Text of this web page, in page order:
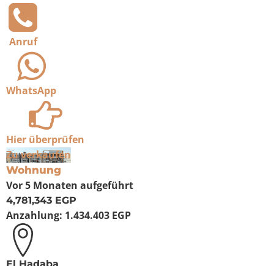
Anruf
WhatsApp
Hier überprüfen
Zu verkaufen
Wohnung
Vor 5 Monaten aufgeführt
4,781,343 EGP
Anzahlung: 1.434.403 EGP